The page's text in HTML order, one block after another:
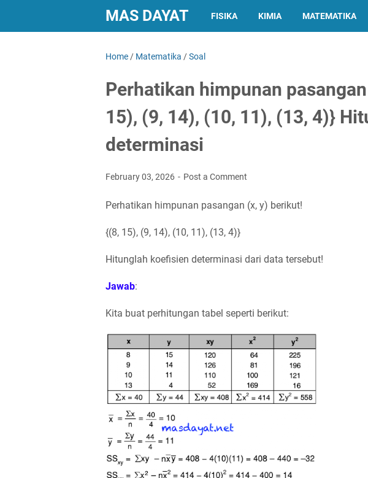
MAS DAYAT FISIKA KIMIA MATEMATIKA
Home / Matematika /Soal
Perhatikan himpunan
15), (9, 14), (10, 11), (13, 4)}
determinasi
February 03, 2026 Post a Comment
Perhatikan himpunan pasangan (x, y) berikut!
{(8, 15), (9, 14), (10, 11), (13, 4)}
Hitunglah koefisien determinasi dari data tersebut!
Jawab:
Kita buat perhitungan tabel seperti berikut: